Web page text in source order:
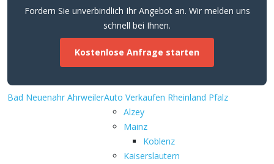
Fordern Sie unverbindlich Ihr Angebot an. Wir melden uns
schnell bei Ihnen.
Kostenlose Anfrage starten
Bad Neuenahr AhrweilerAuto Verkaufen Rheinland Pfalz
Alzey
Mainz
Koblenz
Kaiserslautern